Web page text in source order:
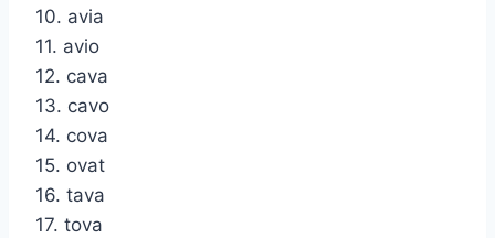
10. avia
11. avio
12. cava
13. cavo
14. cova
15. ovat
16. tava
17. tova